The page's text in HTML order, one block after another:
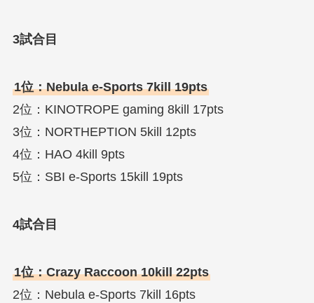
3試合目
1位：Nebula e-Sports 7kill 19pts
2位：KINOTROPE gaming 8kill 17pts
3位：NORTHEPTION 5kill 12pts
4位：HAO 4kill 9pts
5位：SBI e-Sports 15kill 19pts
4試合目
1位：Crazy Raccoon 10kill 22pts
2位：Nebula e-Sports 7kill 16pts